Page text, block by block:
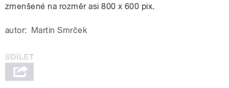
zmenšené na rozměr asi 800 x 600 pix.
autor: Martin Smrček